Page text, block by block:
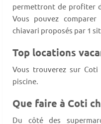
permettront de profiter
Vous pouvez
chiavari proposés par 1
Top locations
Vous trouverez sur Coti
piscine.
Que faire à Coti
Du côté des